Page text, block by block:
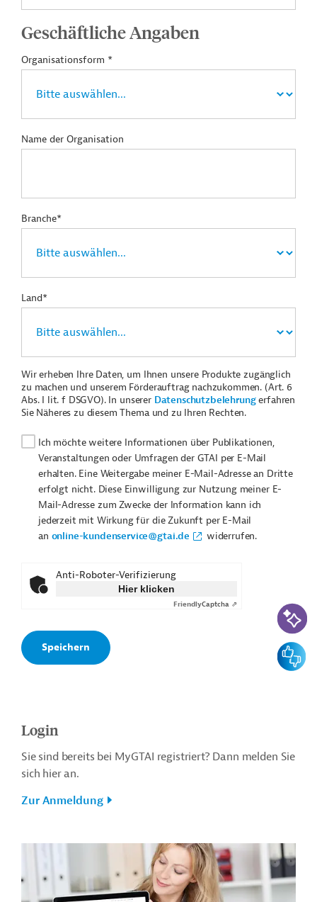
Geschäftliche Angaben
Organisationsform *
Name der Organisation
Branche*
Land*
Wir erheben Ihre Daten, um Ihnen unsere Produkte zugänglich
zu machen und unserem Förderauftrag nachzukommen. (Art. 6
Abs. I lit. f DSGVO). In unserer Datenschutzbelehrungerfahren
Sie Näheres zu diesem Thema und zu Ihren Rechten.
Ich möchte weitere Informationen über Publikationen,
Veranstaltungen oder Umfragen der GTAI per E-Mail
erhalten. Eine Weitergabe meiner E-Mail-Adresse an Dritte
erfolgt nicht. Diese Einwilligung zur Nutzung meiner E-
Mail-Adresse zum Zwecke der Information kann ich
jederzeit mit Wirkung für die Zukunft per E-Mail
an online-kundenservice@gtai.de widerrufen.
Anti-Roboter-Verifizierung
Hier klicken
FriendlyCaptcha ⇗
Login
Sie sind bereits bei MyGTAI registriert? Dann melden Sie
sich hier an.
Zur Anmeldung
KI-